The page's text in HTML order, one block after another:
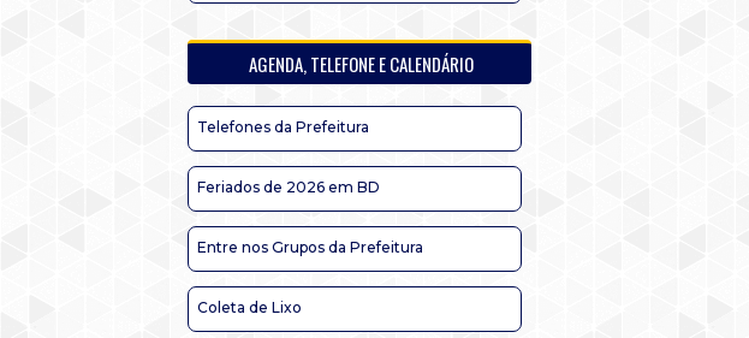
AGENDA, TELEFONE E CALENDÁRIO
Telefones da Prefeitura
Feriados de 2026 em BD
Entre nos Grupos da Prefeitura
Coleta de Lixo